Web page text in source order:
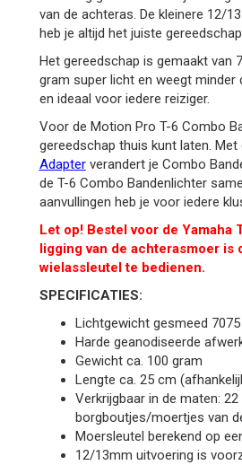
van de achteras. De kleinere 12/
heb je altijd het juiste
Het gereedschap is gemaakt van
gram super licht en weegt minder
en ideaal voor iedere reiziger.
Voor de Motion Pro T-6 Combo
gereedschap thuis kunt laten. Met
Adapterverandert je Combo
de T-6 Combo Bandenlichter
aanvullingen heb je voor iedere
Let op! Bestel voor de
ligging van de achterasmoer
wielassleutel te bedienen.
SPECIFICATIES:
Lichtgewicht gesmeed
Harde geanodiseerde
Gewicht ca. 100 gram
Lengte ca. 25 cm
Verkrijgbaar in de maten:
borgboutjes/moertjes van
Moersleutel berekend op
12/13mm uitvoering is